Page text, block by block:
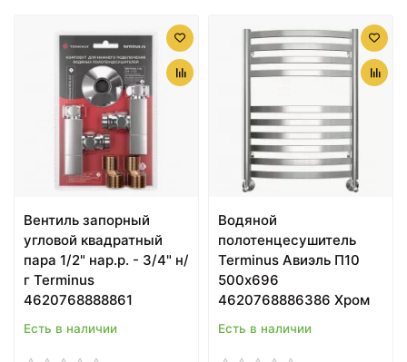
Вентиль запорный
угловой квадратный
пара 1/2" нар.р. - 3/4" н/
г Terminus
4620768888861
Есть в наличии
Водяной
полотенцесушитель
Terminus Авиэль П10
500х696
4620768886386 Хром
Есть в наличии